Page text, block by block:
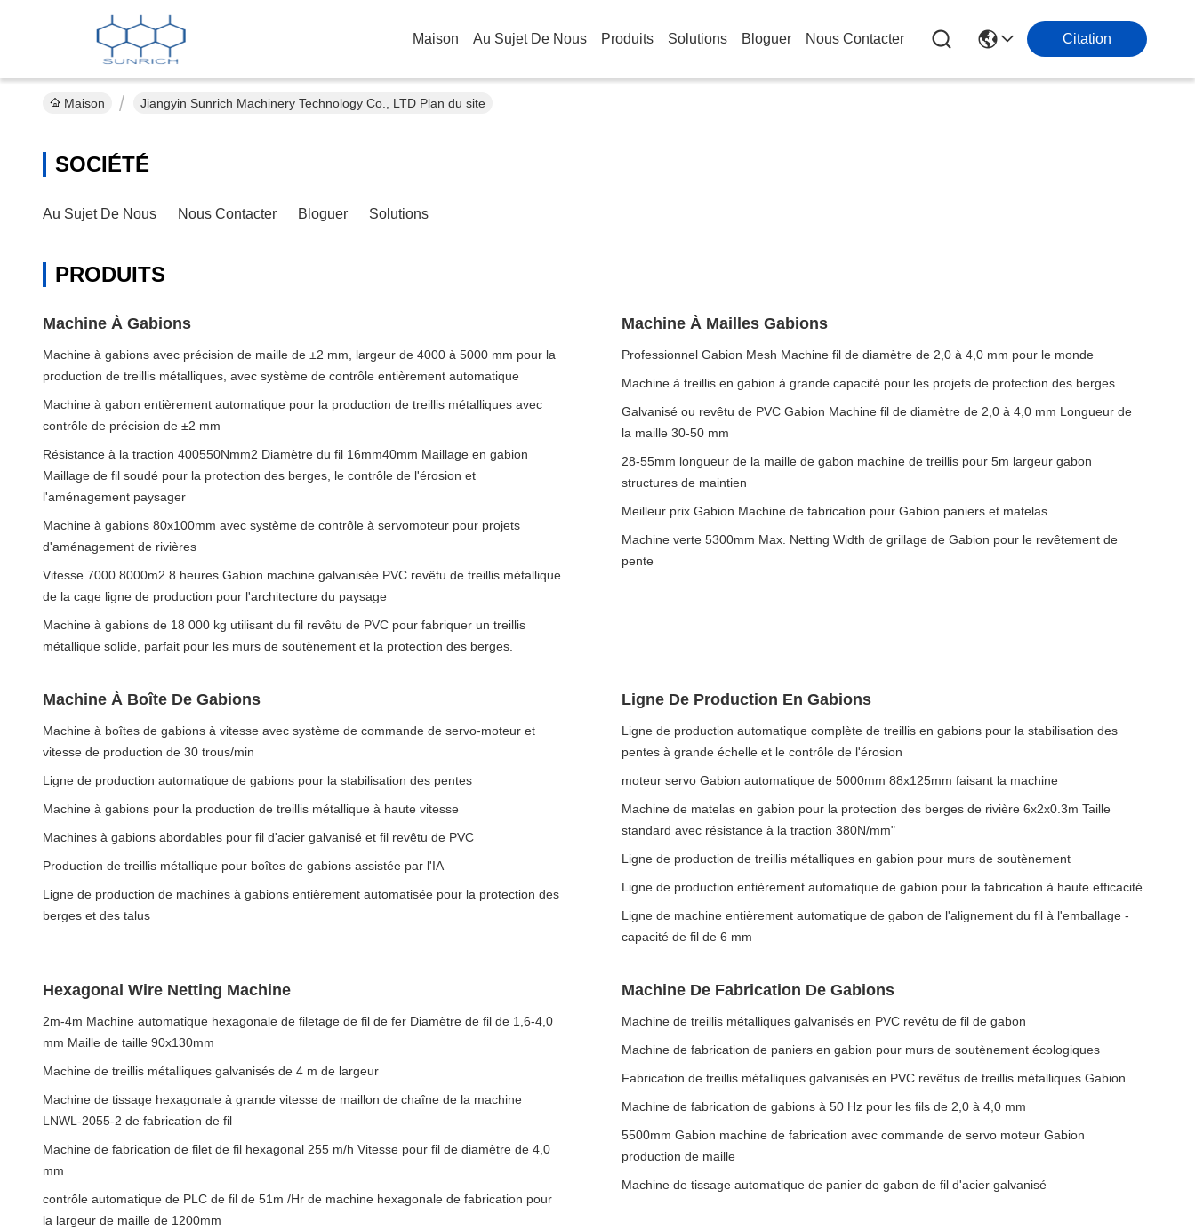
Maison Au Sujet De Nous Produits Solutions Bloguer Nous Contacter Citation
Maison Jiangyin Sunrich Machinery Technology Co., LTD Plan du site
SOCIÉTÉ
Au Sujet De Nous Nous Contacter Bloguer Solutions
PRODUITS
Machine À Gabions
Machine à gabions avec précision de maille de ±2 mm, largeur de 4000 à 5000 mm pour la
production de treillis métalliques, avec système de contrôle entièrement automatique
Machine à gabon entièrement automatique pour la production de treillis métalliques avec
contrôle de précision de ±2 mm
Résistance à la traction 400550Nmm2 Diamètre du fil 16mm40mm Maillage en gabion
Maillage de fil soudé pour la protection des berges, le contrôle de l'érosion et
l'aménagement paysager
Machine à gabions 80x100mm avec système de contrôle à servomoteur pour projets
d'aménagement de rivières
Vitesse 7000 8000m2 8 heures Gabion machine galvanisée PVC revêtu de treillis métallique
de la cage ligne de production pour l'architecture du paysage
Machine à gabions de 18 000 kg utilisant du fil revêtu de PVC pour fabriquer un treillis
métallique solide, parfait pour les murs de soutènement et la protection des berges.
Machine À Mailles Gabions
Professionnel Gabion Mesh Machine fil de diamètre de 2,0 à 4,0 mm pour le monde
Machine à treillis en gabion à grande capacité pour les projets de protection des berges
Galvanisé ou revêtu de PVC Gabion Machine fil de diamètre de 2,0 à 4,0 mm Longueur de
la maille 30-50 mm
28-55mm longueur de la maille de gabon machine de treillis pour 5m largeur gabon
structures de maintien
Meilleur prix Gabion Machine de fabrication pour Gabion paniers et matelas
Machine verte 5300mm Max. Netting Width de grillage de Gabion pour le revêtement de
pente
Machine À Boîte De Gabions
Machine à boîtes de gabions à vitesse avec système de commande de servo-moteur et
vitesse de production de 30 trous/min
Ligne de production automatique de gabions pour la stabilisation des pentes
Machine à gabions pour la production de treillis métallique à haute vitesse
Machines à gabions abordables pour fil d'acier galvanisé et fil revêtu de PVC
Production de treillis métallique pour boîtes de gabions assistée par l'IA
Ligne de production de machines à gabions entièrement automatisée pour la protection des
berges et des talus
Ligne De Production En Gabions
Ligne de production automatique complète de treillis en gabions pour la stabilisation des
pentes à grande échelle et le contrôle de l'érosion
moteur servo Gabion automatique de 5000mm 88x125mm faisant la machine
Machine de matelas en gabion pour la protection des berges de rivière 6x2x0.3m Taille
standard avec résistance à la traction 380N/mm"
Ligne de production de treillis métalliques en gabion pour murs de soutènement
Ligne de production entièrement automatique de gabion pour la fabrication à haute efficacité
Ligne de machine entièrement automatique de gabon de l'alignement du fil à l'emballage -
capacité de fil de 6 mm
Hexagonal Wire Netting Machine
2m-4m Machine automatique hexagonale de filetage de fil de fer Diamètre de fil de 1,6-4,0
mm Maille de taille 90x130mm
Machine de treillis métalliques galvanisés de 4 m de largeur
Machine de tissage hexagonale à grande vitesse de maillon de chaîne de la machine
LNWL-2055-2 de fabrication de fil
Machine de fabrication de filet de fil hexagonal 255 m/h Vitesse pour fil de diamètre de 4,0
mm
contrôle automatique de PLC de fil de 51m /Hr de machine hexagonale de fabrication pour
la largeur de maille de 1200mm
Machine De Fabrication De Gabions
Machine de treillis métalliques galvanisés en PVC revêtu de fil de gabon
Machine de fabrication de paniers en gabion pour murs de soutènement écologiques
Fabrication de treillis métalliques galvanisés en PVC revêtus de treillis métalliques Gabion
Machine de fabrication de gabions à 50 Hz pour les fils de 2,0 à 4,0 mm
5500mm Gabion machine de fabrication avec commande de servo moteur Gabion
production de maille
Machine de tissage automatique de panier de gabon de fil d'acier galvanisé